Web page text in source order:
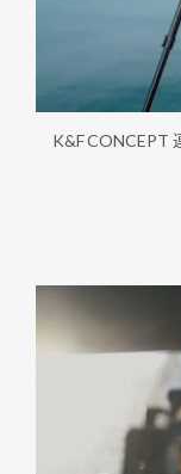
K&F CONCEPT